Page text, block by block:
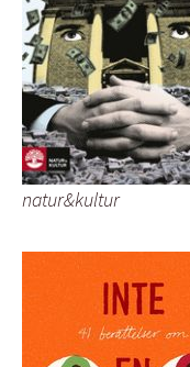
natur&kultur